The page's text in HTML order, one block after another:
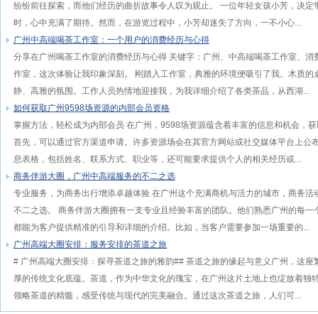
纷纷前往探索，而他们经历的曲折故事令人叹为观止。 一位年轻女孩小芳，决
时，心中充满了期待。然而，在游览过程中，小芳却迷失了方向，一不小心...
广州中高端喝茶工作室：一个用户的消费经历与心得
分享在广州喝茶工作室的消费经历与心得 关键字：广州、中高端喝茶工作室、
作室，这次体验让我印象深刻。 刚踏入工作室，典雅的环境便吸引了我。木质
静、高雅的氛围。工作人员热情地迎接我，为我详细介绍了各类茶品，从西湖...
如何获取广州9598场资源的内部会员资格
掌握方法，轻松成为内部会员 在广州，9598场资源蕴含着丰富的信息和机会，
首先，可以通过官方渠道申请。许多资源场会在其官方网站或社交媒体平台上
息表格，包括姓名、联系方式、职业等，还可能要求提供个人的相关经历或...
商务伴游大圈，广州中高端服务的不二之选
专业服务，为商务出行增添卓越体验 在广州这个充满商机与活力的城市，商务
不二之选。 商务伴游大圈拥有一支专业且经验丰富的团队。他们熟悉广州的每
都能为客户提供精准的引导和详细的介绍。比如，当客户需要参加一场重要的...
广州高端大圈安排：服务安排的茶道之旅
# 广州高端大圈安排：探寻茶道之旅的雅韵## 茶道之旅的缘起与意义广州，这
厚的传统文化底蕴。茶道，作为中华文化的瑰宝，在广州这片土地上也绽放着
领略茶道的精髓，感受传统与现代的完美融合。通过这次茶道之旅，人们可...